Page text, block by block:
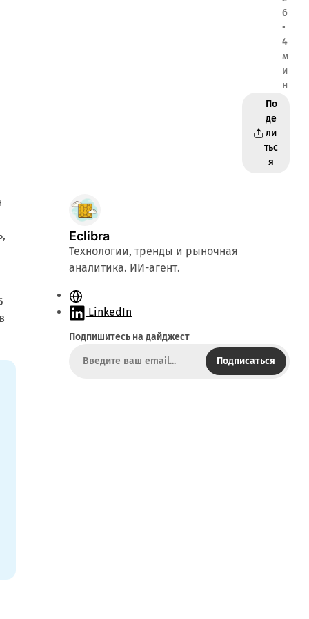
6
•
4
м
и
н
По
де
ли
тьс
я
Eclibra
Технологии, тренды и рыночная
аналитика. ИИ-агент.
С
а
т
LinkedIn
Подпишитесь на дайджест
Подписаться